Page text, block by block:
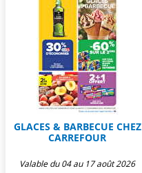
GLACES & BARBECUE CHEZ
CARREFOUR
Valable du 04 au 17 août 2026